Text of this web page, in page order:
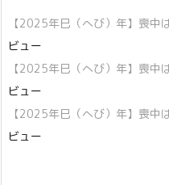
【2025年巳（へび）年】喪中
ビュー
【2025年巳（へび）年】喪中
ビュー
【2025年巳（へび）年】喪中
ビュー